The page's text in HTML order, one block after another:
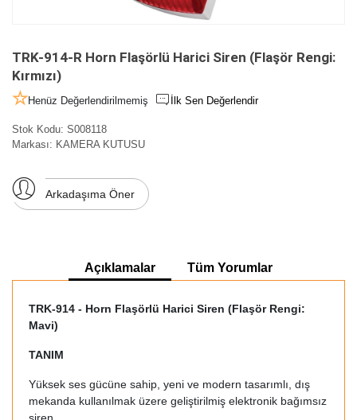
TRK-914-R Horn Flaşörlü Harici Siren (Flaşör Rengi:
Kırmızı)
Henüz Değerlendirilmemiş İlk Sen Değerlendir
Stok Kodu: S008118
Markası: KAMERA KUTUSU
Arkadaşıma Öner
Açıklamalar Tüm Yorumlar
TRK-914 - Horn Flaşörlü Harici Siren (Flaşör Rengi:
Mavi)
TANIM
Yüksek ses gücüne sahip, yeni ve modern tasarımlı, dış
mekanda kullanılmak üzere geliştirilmiş elektronik bağımsız